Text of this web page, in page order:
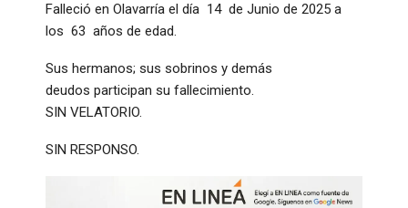
Falleció en Olavarría el día 14 de Junio de 2025 a
los 63 años de edad.
Sus hermanos; sus sobrinos y demás
deudos participan su fallecimiento.
SIN VELATORIO.
SIN RESPONSO.